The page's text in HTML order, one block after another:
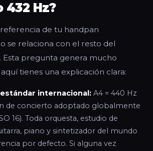
432 Hz?
de tu handpan
se relaciona con el resto del
Esta pregunta genera mucho
tienes una explicación clara:
internacional: A4 = 440 Hz
de concierto adoptado globalmente
16). Toda orquesta, estudio de
piano y sintetizador del mundo
por defecto. Si alguna vez